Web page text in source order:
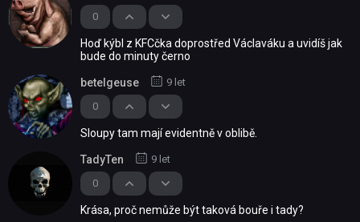
0
Hoď kýbl z KFCčka doprostřed Václaváku a uvidíš jak
bude do minuty černo
0
betelgeuse 9 let
Sloupy tam mají evidentně v oblibě.
0
TadyTen 9 let
Krása, proč nemůže být taková bouře i tady?